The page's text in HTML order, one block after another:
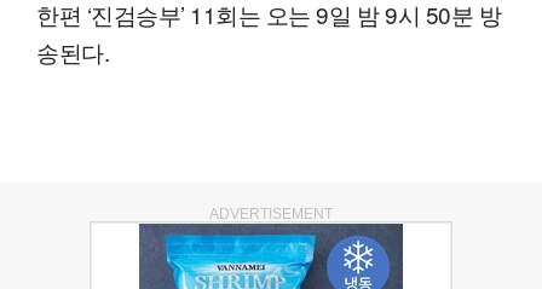
한편 ‘진검승부’ 11회는 오는 9일 밤 9시 50분 방
송된다.
ADVERTISEMENT